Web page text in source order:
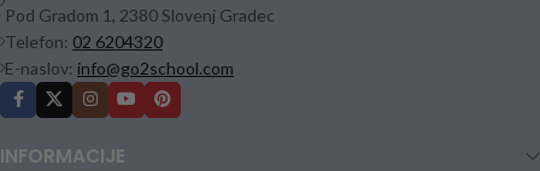
Pod Gradom 1, 2380 Slovenj Gradec
Telefon: 02 6204320
E-naslov: info@go2school.com
INFORMACIJE